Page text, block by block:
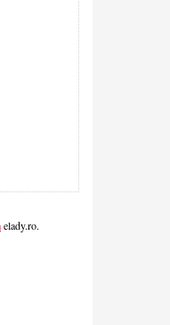
elady.ro.